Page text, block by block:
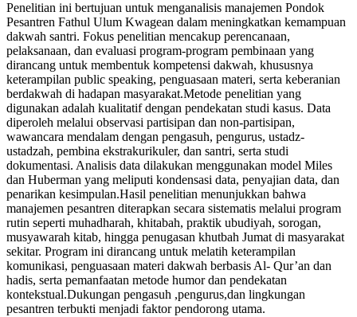
Penelitian ini bertujuan untuk menganalisis manajemen Pondok
Pesantren Fathul Ulum Kwagean dalam meningkatkan kemampuan
dakwah santri. Fokus penelitian mencakup perencanaan,
pelaksanaan, dan evaluasi program-program pembinaan yang
dirancang untuk membentuk kompetensi dakwah, khususnya
keterampilan public speaking, penguasaan materi, serta keberanian
berdakwah di hadapan masyarakat.Metode penelitian yang
digunakan adalah kualitatif dengan pendekatan studi kasus. Data
diperoleh melalui observasi partisipan dan non-partisipan,
wawancara mendalam dengan pengasuh, pengurus, ustadz-
ustadzah, pembina ekstrakurikuler, dan santri, serta studi
dokumentasi. Analisis data dilakukan menggunakan model Miles
dan Huberman yang meliputi kondensasi data, penyajian data, dan
penarikan kesimpulan.Hasil penelitian menunjukkan bahwa
manajemen pesantren diterapkan secara sistematis melalui program
rutin seperti muhadharah, khitabah, praktik ubudiyah, sorogan,
musyawarah kitab, hingga penugasan khutbah Jumat di masyarakat
sekitar. Program ini dirancang untuk melatih keterampilan
komunikasi, penguasaan materi dakwah berbasis Al- Qur’an dan
hadis, serta pemanfaatan metode humor dan pendekatan
kontekstual.Dukungan pengasuh ,pengurus,dan lingkungan
pesantren terbukti menjadi faktor pendorong utama.